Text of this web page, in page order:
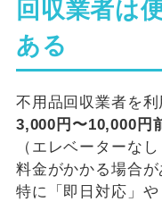
回収業者は
ある
不用品回収業者を
3,000円〜10,000円
（エレベーターな
料金がかかる場合が
特に「即日対応」